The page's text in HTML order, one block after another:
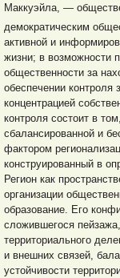
Маккуэйла, —
демократическим
активной и
жизни; в возможности
общественности за
обеспечении контроля
концентрацией
контроля состоит в
сбалансированной и
фактором
конструированный в
Регион как
организации
образование. Его
сложившегося
территориального
и внешних связей,
устойчивости